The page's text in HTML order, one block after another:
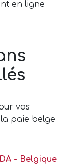
en ligne
vos
paie belge
- Belgique